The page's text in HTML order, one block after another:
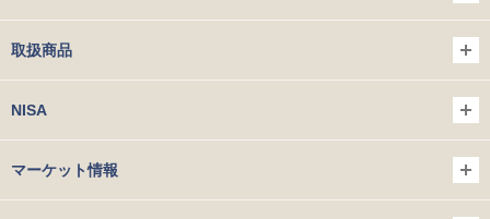
取扱商品
NISA
マーケット情報